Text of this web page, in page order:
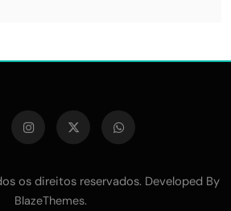
os direitos reservados. Developed By
BlazeThemes.